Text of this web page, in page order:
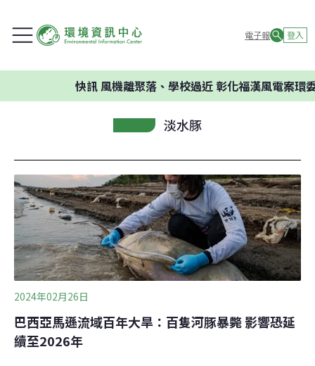
電子報 登入
快訊風機離聚落、學校過近 彰化福漢風電案環委建
淡水豚
2024年02月26日
巴西亞馬遜流域百年大旱：百隻河豚暴斃 影響恐延
續至2026年